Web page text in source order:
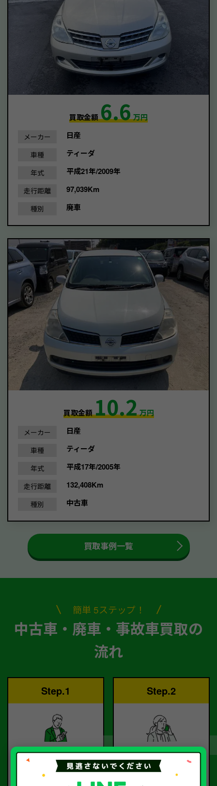
買取金額6.6万円
メーカー 日産
車種 ティーダ
年式 平成21年/2009年
走行距離 97,039Km
種別 廃車
買取金額10.2万円
メーカー 日産
車種 ティーダ
年式 平成17年/2005年
走行距離 132,408Km
種別 中古車
買取事例一覧
簡単 5ステップ！
中古車・廃車・事故車買取の
流れ
Step.1
ご依頼
お電話または査定フォー
Step.2
査定
査定のプロが